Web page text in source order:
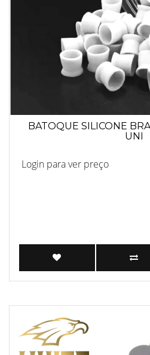
BATOQUE SILICONE
UNI
Login para ver preço